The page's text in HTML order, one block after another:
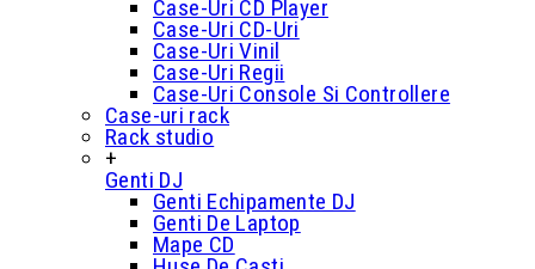
Case-Uri CD Player
Case-Uri CD-Uri
Case-Uri Vinil
Case-Uri Regii
Case-Uri Console Si Controllere
Case-uri rack
Rack studio
+
Genti DJ
Genti Echipamente DJ
Genti De Laptop
Mape CD